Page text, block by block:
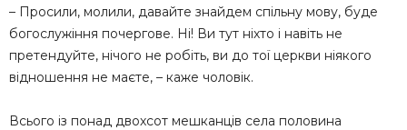
– Просили, молили, давайте знайдем спільну мову, буде
богослужіння почергове. Ні! Ви тут ніхто і навіть не
претендуйте, нічого не робіть, ви до тої церкви ніякого
відношення не маєте, – каже чоловік.
Всього із понад двохсот мешканців села половина